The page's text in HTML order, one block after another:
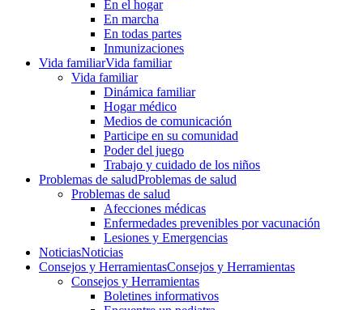
En el hogar
En marcha
En todas partes
Inmunizaciones
Vida familiarVida familiar
Vida familiar
Dinámica familiar
Hogar médico
Medios de comunicación
Participe en su comunidad
Poder del juego
Trabajo y cuidado de los niños
Problemas de saludProblemas de salud
Problemas de salud
Afecciones médicas
Enfermedades prevenibles por vacunación
Lesiones y Emergencias
NoticiasNoticias
Consejos y HerramientasConsejos y Herramientas
Consejos y Herramientas
Boletines informativos